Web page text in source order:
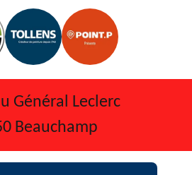
Général Leclerc
Beauchamp